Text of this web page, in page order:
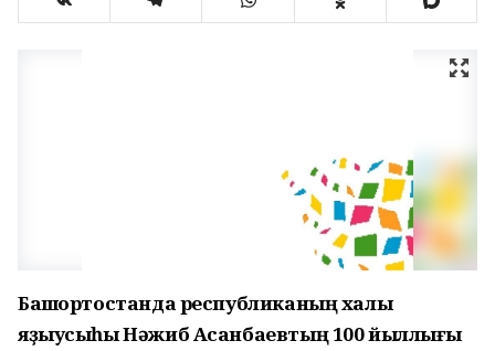
Башҡортостанда республиканың халыҡ
яҙыусыһы Нәжиб Асанбаевтың 100 йыллығы